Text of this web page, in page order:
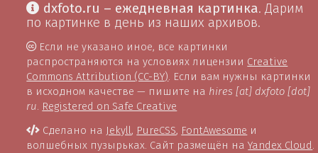
dxfoto.ru – ежедневная картинка. Дарим
по картинке в день из наших архивов.
Если не указано иное, все картинки
распространяются на условиях лицензии Creative
Commons Attribution (CC-BY). Если вам нужны картинки
в исходном качестве — пишите на hires [at] dxfoto [dot]
ru. Registered on Safe Creative
Сделано на Jekyll, PureCSS, FontAwesome и
волшебных пузырьках. Сайт размещён наYandex Cloud .